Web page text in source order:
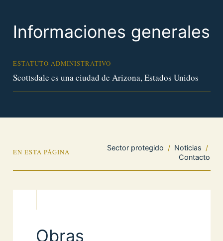
Informaciones generales
ESTATUTO ADMINISTRATIVO
Scottsdale es una ciudad de Arizona, Estados Unidos
EN ESTA PÁGINA
Sector protegido / Noticias /
Contacto
Obras